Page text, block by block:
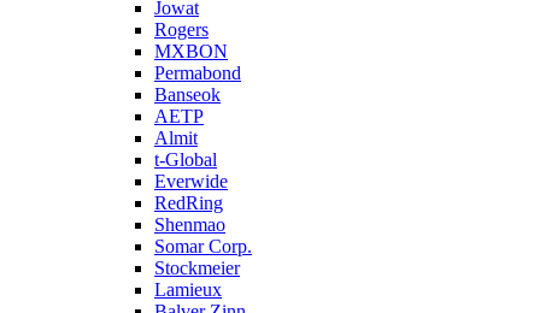
Jowat
Rogers
MXBON
Permabond
Banseok
AETP
Almit
t-Global
Everwide
RedRing
Shenmao
Somar Corp.
Stockmeier
Lamieux